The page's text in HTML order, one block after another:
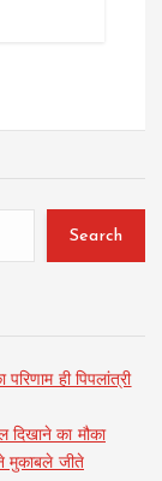
Search
ही पिपलांत्री
दिखाने का मौका
मुकाबले जीते